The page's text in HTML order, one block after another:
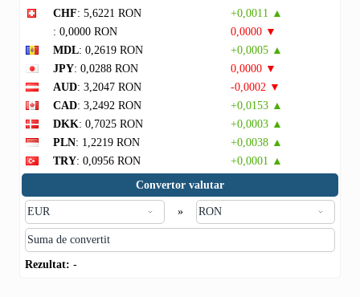
CHF: 5,6221 RON
+0,0011 ▲
: 0,0000 RON
0,0000 ▼
MDL: 0,2619 RON
+0,0005 ▲
JPY: 0,0288 RON
0,0000 ▼
AUD: 3,2047 RON
-0,0002 ▼
CAD: 3,2492 RON
+0,0153 ▲
DKK: 0,7025 RON
+0,0003 ▲
PLN: 1,2219 RON
+0,0038 ▲
TRY: 0,0956 RON
+0,0001 ▲
Convertor valutar
»
Rezultat: -